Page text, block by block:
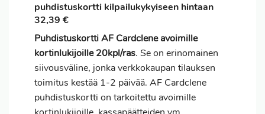
puhdistuskortti kilpailukykyiseen hintaan
32,39 €
Puhdistuskortti AF Cardclene avoimille
kortinlukijoille 20kpl/ras. Se on erinomainen
siivousväline, jonka verkkokaupan tilauksen
toimitus kestää 1-2 päivää. AF Cardclene
puhdistuskortti on tarkoitettu avoimille